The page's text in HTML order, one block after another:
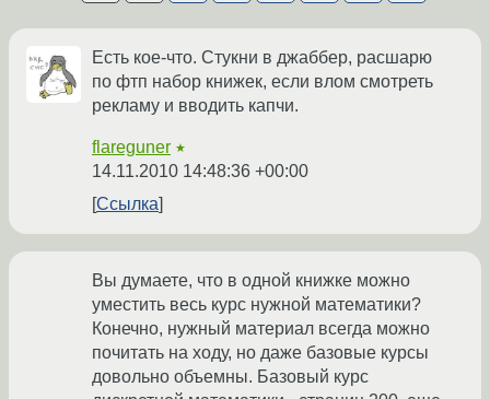
Есть кое-что. Стукни в джаббер, расшарю
по фтп набор книжек, если влом смотреть
рекламу и вводить капчи.
flareguner ★
14.11.2010 14:48:36 +00:00
Ссылка
Вы думаете, что в одной книжке можно
уместить весь курс нужной математики?
Конечно, нужный материал всегда можно
почитать на ходу, но даже базовые курсы
довольно объемны. Базовый курс